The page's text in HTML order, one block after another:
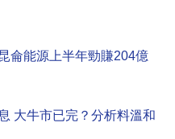
侖能源上半年勁賺204億
大牛市已完？分析料溫和